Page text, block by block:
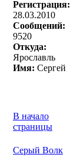
Регистрация:
28.03.2010
Сообщений:
9520
Откуда:
Ярославль
Имя: Сергей
В начало
страницы
Серый Волк